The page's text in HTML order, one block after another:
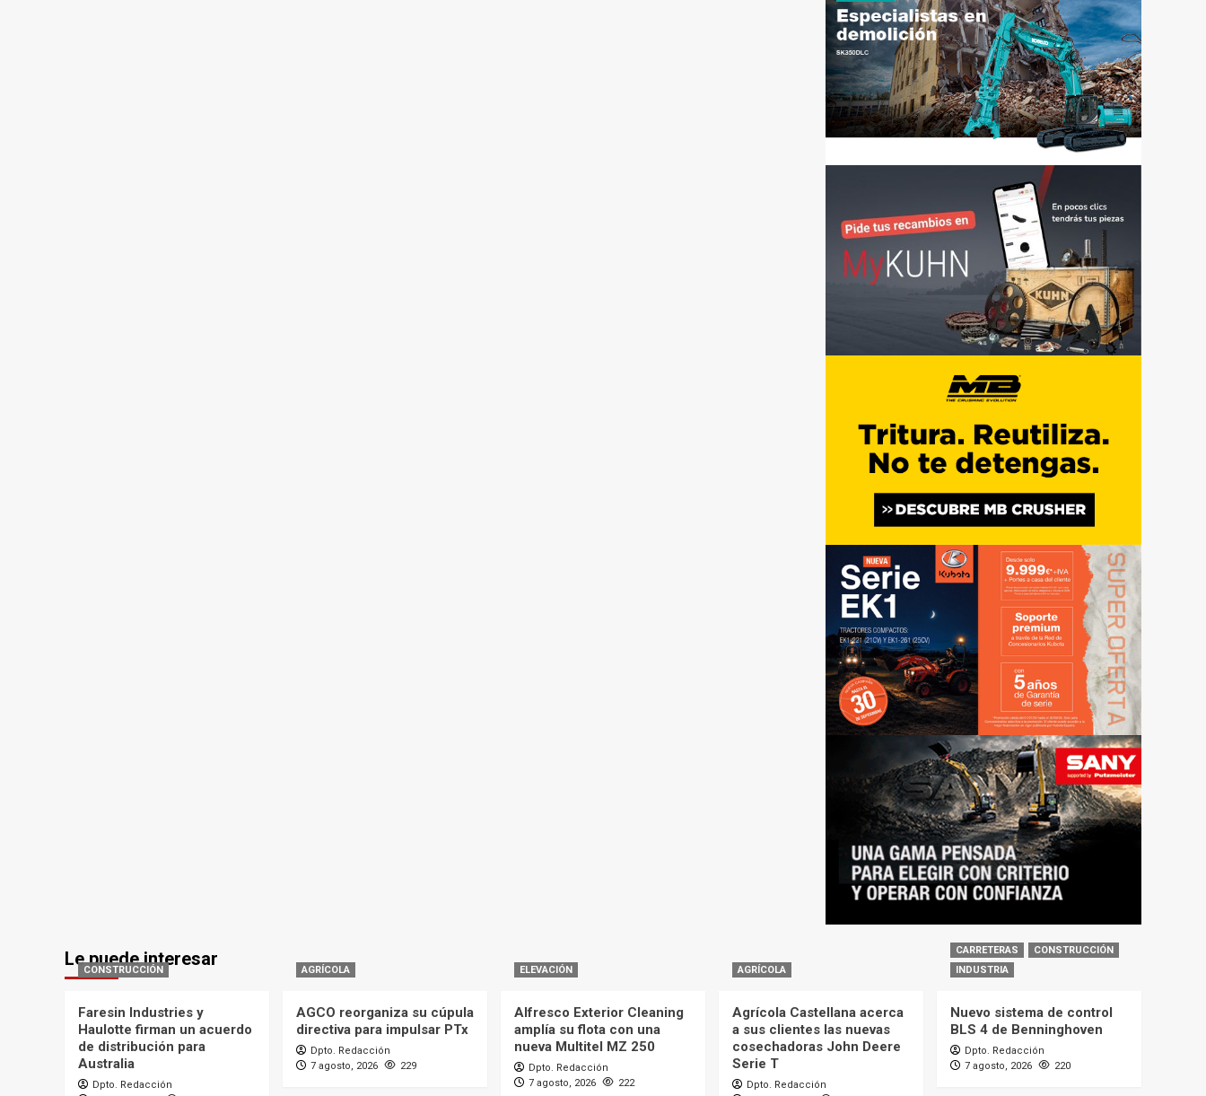
Le puede interesar
CONSTRUCCIÓN
Faresin Industries y
Haulotte firman un acuerdo
de distribución para
Australia
Dpto. Redacción
AGRÍCOLA
AGCO reorganiza su cúpula
directiva para impulsar PTx
Dpto. Redacción
7 agosto, 2026
229
ELEVACIÓN
Alfresco Exterior Cleaning
amplía su flota con una
nueva Multitel MZ 250
Dpto. Redacción
7 agosto, 2026
222
AGRÍCOLA
Agrícola Castellana acerca
a sus clientes las nuevas
cosechadoras John Deere
Serie T
Dpto. Redacción
CARRETERAS
CONSTRUCCIÓN
INDUSTRIA
Nuevo sistema de control
BLS 4 de Benninghoven
Dpto. Redacción
7 agosto, 2026
220